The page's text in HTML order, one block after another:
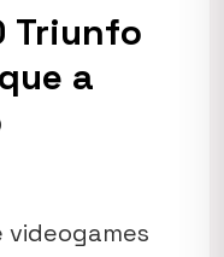
Triunfo
a